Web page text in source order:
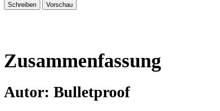
Zusammenfassung
Autor: Bulletproof